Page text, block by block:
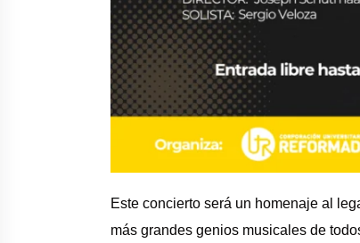
Este concierto será un homenaje al
más grandes genios musicales de